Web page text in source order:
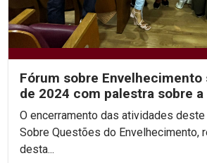
Fórum sobre Envelhecimento
de 2024 com palestra sobre
O encerramento das atividades deste
Sobre Questões do Envelhecimento,
desta...